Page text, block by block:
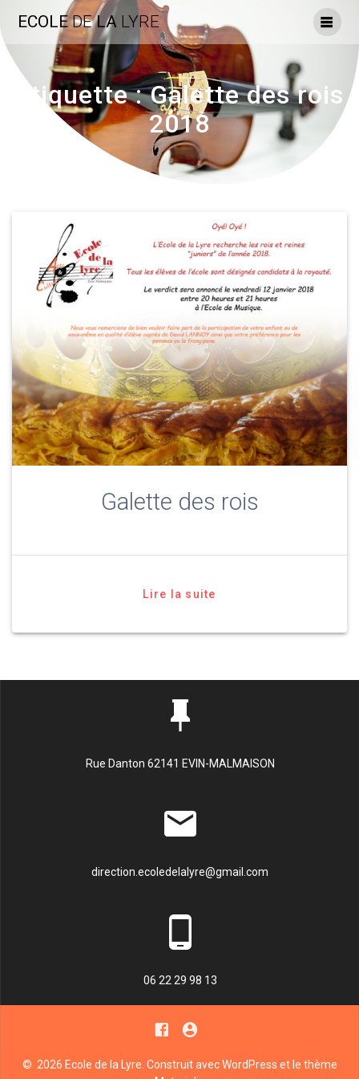
to
content
ECOLEDELA LYRE
Étiquette :Galette des rois
2018
Galette des rois
Lire la suite
Rue Danton 62141 EVIN-MALMAISON
direction.ecoledelalyre@gmail.com
06 22 29 98 13
© 2026 Ecole de la Lyre. Construit avec WordPress et le thème